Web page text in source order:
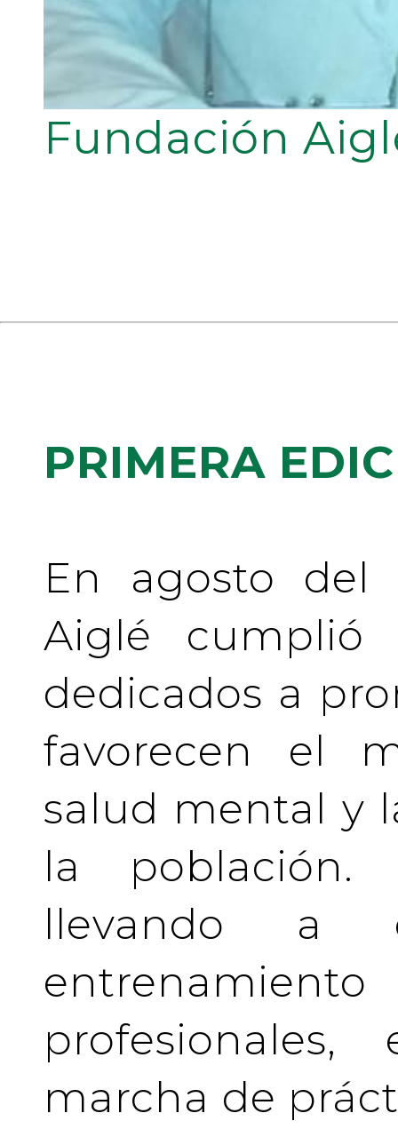
Fundación
PRIMERA
En agosto del
Aiglé
dedicados a
favorecen el
salud mental y
la población.
llevando a
marcha de